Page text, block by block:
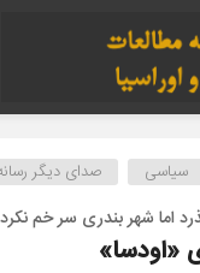
سیاسی صدای دیگر
اما شهر بندری سر خم
«اودسا»